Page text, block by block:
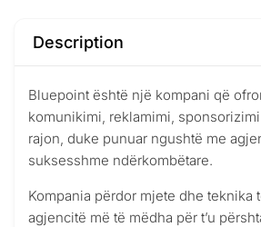
Description
Bluepoint është një kompani që
komunikimi, reklamimi,
rajon, duke punuar ngushtë me
suksesshme ndërkombëtare.
Kompania përdor mjete dhe teknika
agjencitë më të mëdha për t’u